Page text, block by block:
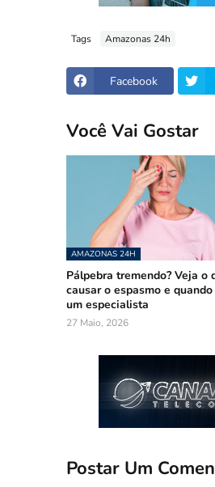
Tags Amazonas 24h
Facebook
Você Vai Gostar
AMAZONAS 24H
Pálpebra tremendo? Veja o
causar o espasmo e
um especialista
27 Maio, 2026
Postar Um